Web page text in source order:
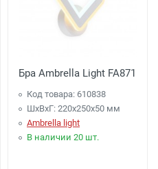
Бра Ambrella Light FA871
Код товара: 610838
ШхВхГ: 220x250x50 мм
Ambrella light
В наличии 20 шт.